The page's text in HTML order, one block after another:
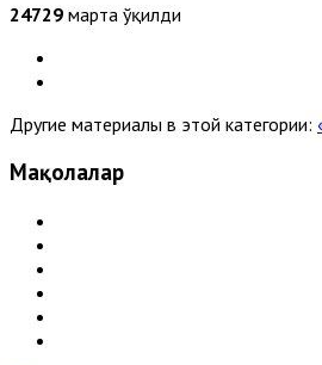
24729 марта ўқилди
Другие материалы в этой категории:
Мақолалар